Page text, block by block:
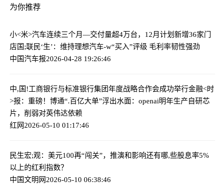
为你推荐
小<米>汽车连续三个月—交付量超4万台，12月计划新增36家门
店国;联民‘生’：维持理想汽车-w“买入”评级 毛利率韧性强劲
中国汽车报2026-04-28 19:26:46
中,国!工商银行与标准银行集团年度战略合作会成功举行金融<时
>报：重磅！博通“.百亿大单”浮出水面：openai明年生产自研芯
片，削弱对英伟达依赖
红网2026-05-10 01:17:46
民生宏;观：美元100再“闯关”，推演和影响还有哪,些股息率5%
以上的红利指数？
中国文明网2026-05-10 06:38:46